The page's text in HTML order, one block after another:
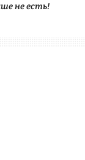
не есть!